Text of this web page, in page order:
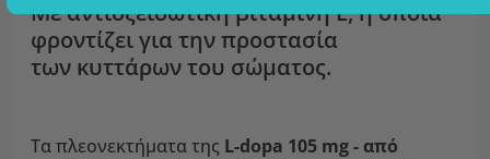
Με αντιοξειδωτική βιταμίνη Ε, η οποία
φροντίζει για την προστασία
των κυττάρων του σώματος.
Τα πλεονεκτήματα της L-dopa 105 mg - από